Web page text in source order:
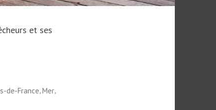
et ses
de-France,Mer,